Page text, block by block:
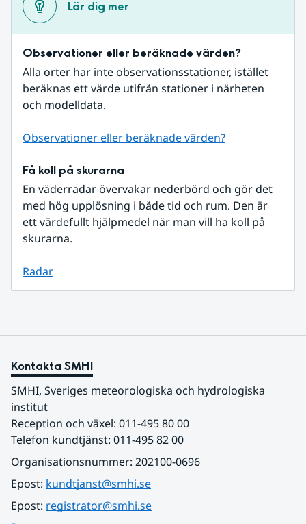
Lär dig mer
Observationer eller beräknade värden?
Alla orter har inte observationsstationer, istället
beräknas ett värde utifrån stationer i närheten
och modelldata.
Observationer eller beräknade värden?
Få koll på skurarna
En väderradar övervakar nederbörd och gör det
med hög upplösning i både tid och rum. Den är
ett värdefullt hjälpmedel när man vill ha koll på
skurarna.
Radar
Kontakta SMHI
SMHI, Sveriges meteorologiska och hydrologiska
institut
Reception och växel: 011-495 80 00
Telefon kundtjänst: 011-495 82 00
Organisationsnummer: 202100-0696
Epost: kundtjanst@smhi.se
Epost: registrator@smhi.se